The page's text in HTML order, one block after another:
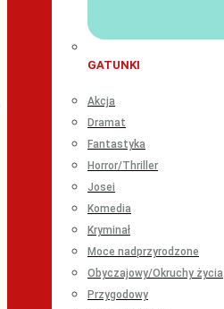
GATUNKI
Akcja
Dramat
Fantastyka
Horror/Thriller
Josei
Komedia
Kryminał
Moce nadprzyrodzone
Obyczajowy/Okruchy życia
Przygodowy